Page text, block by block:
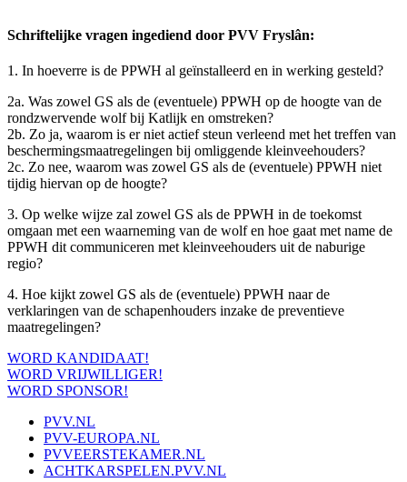
Schriftelijke vragen ingediend door PVV Fryslân:
1. In hoeverre is de PPWH al geïnstalleerd en in werking gesteld?
2a. Was zowel GS als de (eventuele) PPWH op de hoogte van de
rondzwervende wolf bij Katlijk en omstreken?
2b. Zo ja, waarom is er niet actief steun verleend met het treffen van
beschermingsmaatregelingen bij omliggende kleinveehouders?
2c. Zo nee, waarom was zowel GS als de (eventuele) PPWH niet
tijdig hiervan op de hoogte?
3. Op welke wijze zal zowel GS als de PPWH in de toekomst
omgaan met een waarneming van de wolf en hoe gaat met name de
PPWH dit communiceren met kleinveehouders uit de naburige
regio?
4. Hoe kijkt zowel GS als de (eventuele) PPWH naar de
verklaringen van de schapenhouders inzake de preventieve
maatregelingen?
WORD KANDIDAAT!
WORD VRIJWILLIGER!
WORD SPONSOR!
PVV.NL
PVV-EUROPA.NL
PVVEERSTEKAMER.NL
ACHTKARSPELEN.PVV.NL